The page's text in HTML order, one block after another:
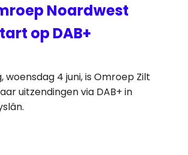
Noardwest
op DAB+
woensdag 4 juni, is Omroep Zilt
uitzendingen via DAB+ in